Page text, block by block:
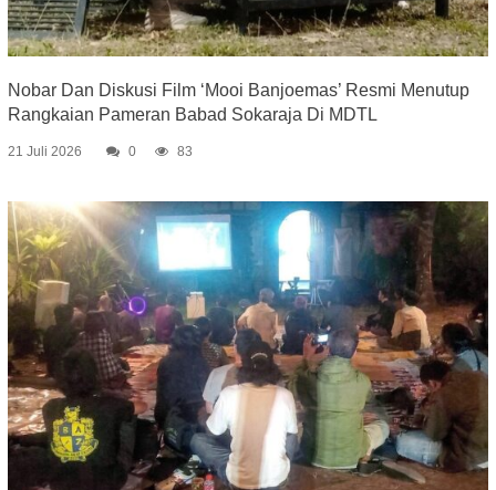
Nobar Dan Diskusi Film ‘Mooi Banjoemas’ Resmi Menutup
Rangkaian Pameran Babad Sokaraja Di MDTL
21 Juli 2026 0 83